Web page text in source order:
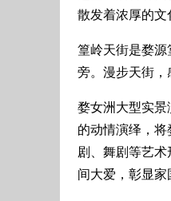
散发着浓厚的文
篁岭天街是婺
旁。漫步天街，
婺女洲大型实景
的动情演绎，
剧、舞剧等艺
间大爱，彰显家